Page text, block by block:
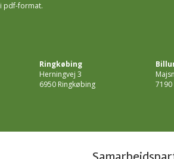
i pdf-format.
Ringkøbing
Herningvej 3
6950 Ringkøbing
7190